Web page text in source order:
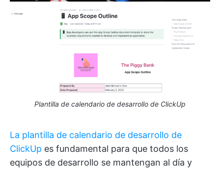
Plantilla de calendario de desarrollo de ClickUp
La plantilla de calendario de desarrollo de
ClickUp es fundamental para que todos los
equipos de desarrollo se mantengan al día y